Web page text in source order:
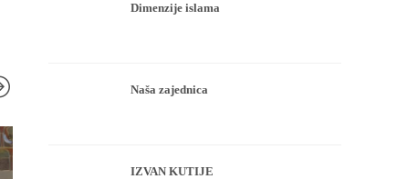
Dimenzije islama
Naša zajednica
IZVAN KUTIJE